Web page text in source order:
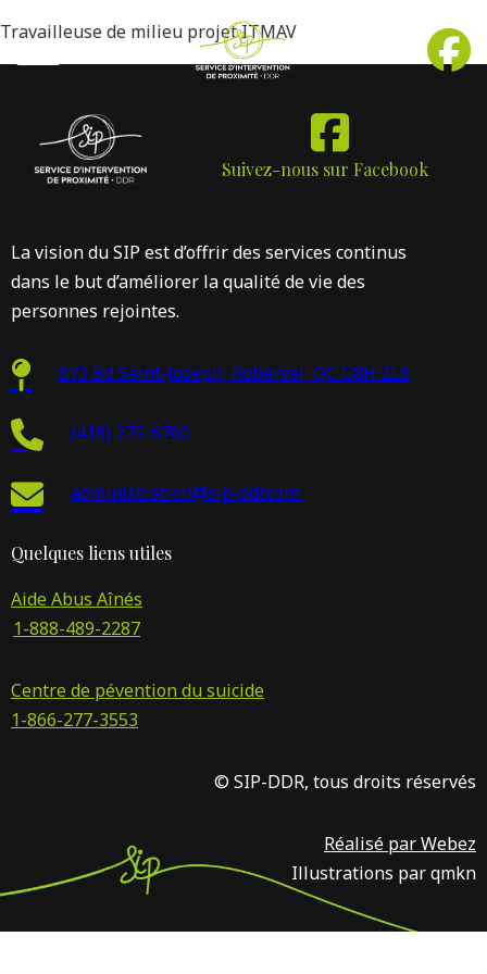
Travailleuse de milieu projet ITMAV
La vision du SIP est d’offrir des services continus
dans le but d’améliorer la qualité de vie des
personnes rejointes.
873 Bd Saint-Joseph, Roberval, QC G8H 2L8
(418) 275-6760
administration@sip-ddr.com
Quelques liens utiles
Aide Abus Aînés
1-888-489-2287
Centre de pévention du suicide
1-866-277-3553
Suivez-nous sur Facebook
© SIP-DDR, tous droits réservés
Réalisé par Webez
Illustrations par qmkn